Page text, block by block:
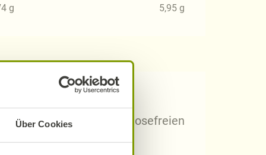
Über Cookies
g
5,95 g
gluten- und laktosefreien